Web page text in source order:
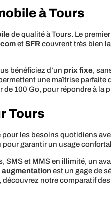
à Tours
de qualité à Tours. Le
etSFRcouvrent très bien
bénéficiez d’un prix fixe,
une maîtrise
100 Go, pour répondre à la
Tours
les besoins quotidiens
pour garantir un usage
SMS et MMS en illimité, un
augmentation est un gage de
notre comparatif